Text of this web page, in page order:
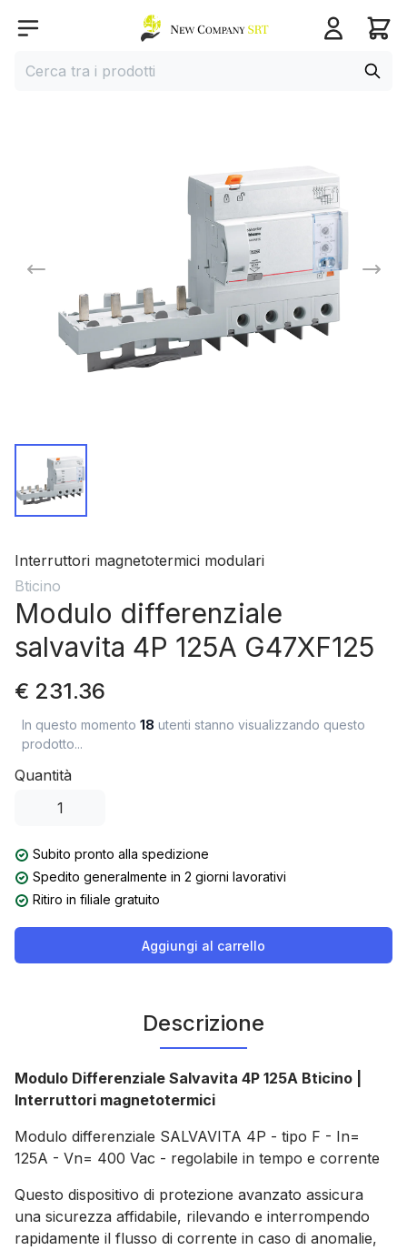
Open menu
Home page
Cerca
Interruttori magnetotermici modulari
Bticino
Modulo differenziale
salvavita 4P 125A G47XF125
€ 231.36
In questo momento 18 utenti stanno visualizzando questo
prodotto...
Quantità
Subito pronto alla spedizione
Spedito generalmente in 2 giorni lavorativi
Ritiro in filiale gratuito
Aggiungi al carrello
Descrizione
Modulo Differenziale Salvavita 4P 125A Bticino |
Interruttori magnetotermici
Modulo differenziale SALVAVITA 4P - tipo F - In=
125A - Vn= 400 Vac - regolabile in tempo e corrente
Questo dispositivo di protezione avanzato assicura
una sicurezza affidabile, rilevando e interrompendo
rapidamente il flusso di corrente in caso di anomalie,